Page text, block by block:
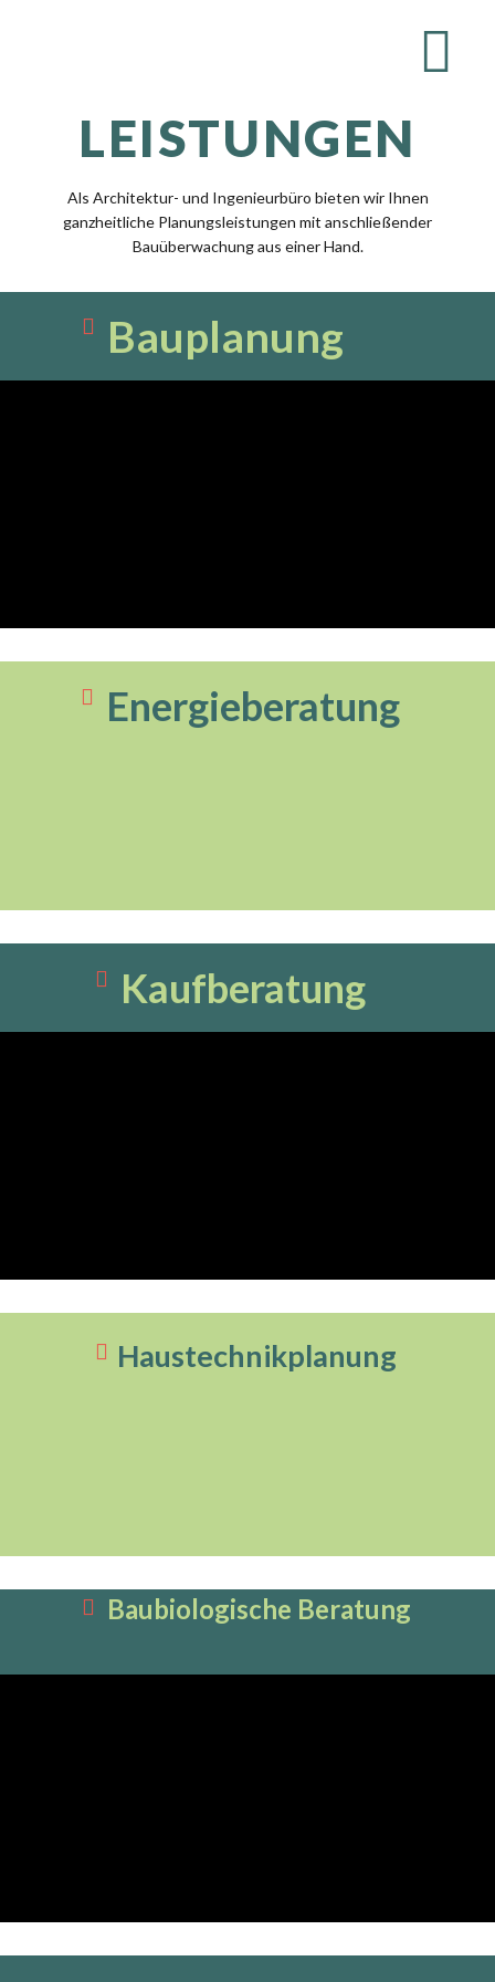
LEISTUNGEN
Als Architektur- und Ingenieurbüro bieten wir Ihnen
ganzheitliche Planungsleistungen mit anschließender
Bauüberwachung aus einer Hand.
Bauplanung
Energieberatung
Kaufberatung
Haustechnikplanung
Baubiologische Beratung